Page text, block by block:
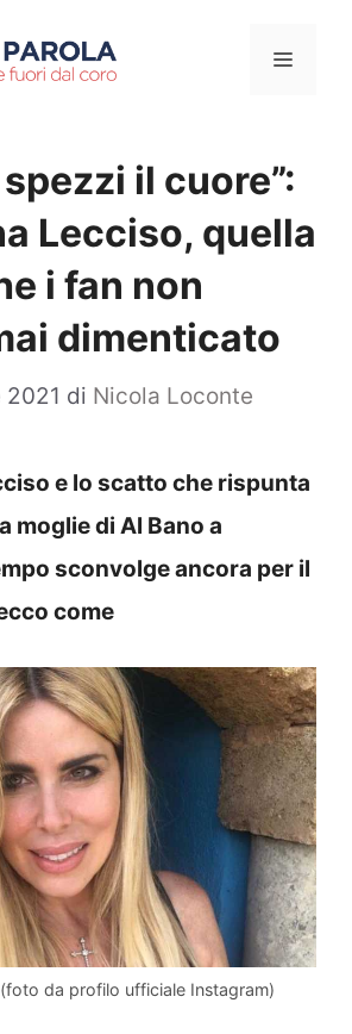
Menu
il cuore”:
Lecciso, quella
i fan non
dimenticato
di Nicola Loconte
e lo scatto che rispunta
moglie di Al Bano a
sconvolge ancora per il
come
da profilo ufficiale Instagram)